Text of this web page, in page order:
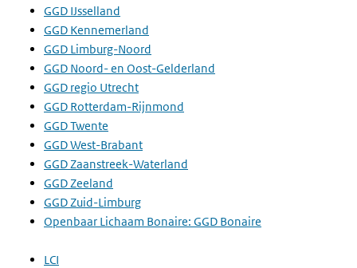
GGD IJsselland
GGD Kennemerland
GGD Limburg-Noord
GGD Noord- en Oost-Gelderland
GGD regio Utrecht
GGD Rotterdam-Rijnmond
GGD Twente
GGD West-Brabant
GGD Zaanstreek-Waterland
GGD Zeeland
GGD Zuid-Limburg
Openbaar Lichaam Bonaire: GGD Bonaire
LCI